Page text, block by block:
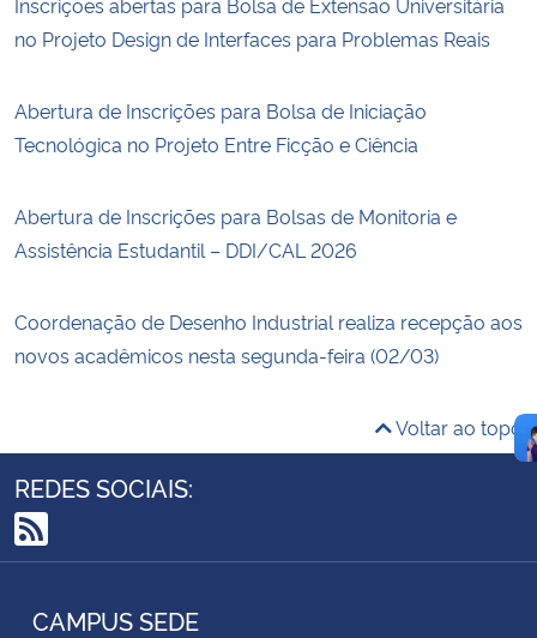
no Projeto Design de Interfaces para Problemas Reais
Abertura de Inscrições para Bolsa de Iniciação
Tecnológica no Projeto Entre Ficção e Ciência
Abertura de Inscrições para Bolsas de Monitoria e
Assistência Estudantil – DDI/CAL 2026
Coordenação de Desenho Industrial realiza recepção aos
novos acadêmicos nesta segunda-feira (02/03)
Voltar ao topo
REDES SOCIAIS:
RSS
CAMPUS SEDE